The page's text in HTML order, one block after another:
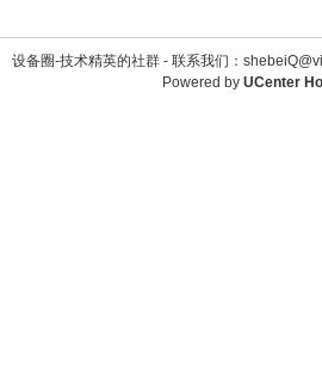
设备圈-技术精英的社群 - 联系我们：
Powered by UCenter